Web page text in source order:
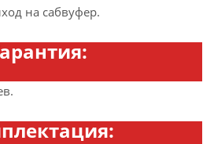
на сабвуфер.